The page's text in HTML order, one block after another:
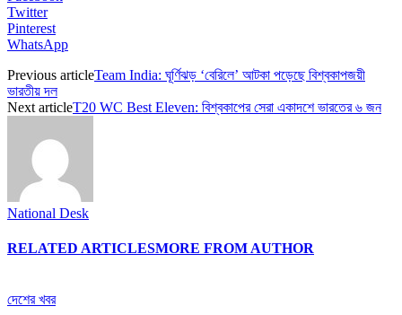
Twitter
Pinterest
WhatsApp
Previous articleTeam India: ঘূর্ণিঝড় ‘বেরিলে’ আটকা পড়েছে বিশ্বকাপজয়ী
ভারতীয় দল
Next articleT20 WC Best Eleven: বিশ্বকাপের সেরা একাদশে ভারতের ৬ জন
National Desk
RELATED ARTICLESMORE FROM AUTHOR
দেশের খবর